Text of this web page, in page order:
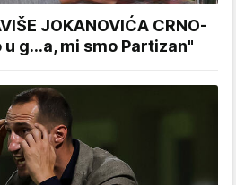
JOKANOVIĆA CRNO-
u g...a, mi smo Partizan"